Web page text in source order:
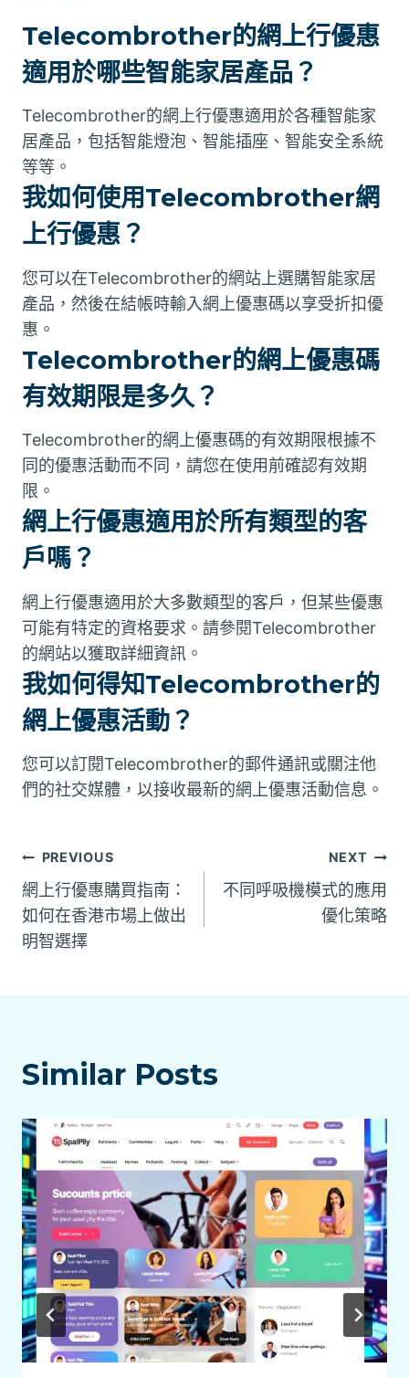
Telecombrother的網上行優惠
適用於哪些智能家居產品？
Telecombrother的網上行優惠適用於各種智能家
居產品，包括智能燈泡、智能插座、智能安全系統
等等。
我如何使用Telecombrother網
上行優惠？
您可以在Telecombrother的網站上選購智能家居
產品，然後在結帳時輸入網上優惠碼以享受折扣優
惠。
Telecombrother的網上優惠碼
有效期限是多久？
Telecombrother的網上優惠碼的有效期限根據不
同的優惠活動而不同，請您在使用前確認有效期
限。
網上行優惠適用於所有類型的客
戶嗎？
網上行優惠適用於大多數類型的客戶，但某些優惠
可能有特定的資格要求。請參閱Telecombrother
的網站以獲取詳細資訊。
我如何得知Telecombrother的
網上優惠活動？
您可以訂閱Telecombrother的郵件通訊或關注他
們的社交媒體，以接收最新的網上優惠活動信息。
文
章
導
PREVIOUS
網上行優惠購買指南：
如何在香港市場上做出
明智選擇
NEXT
不同呼吸機模式的應用
優化策略
Similar Posts